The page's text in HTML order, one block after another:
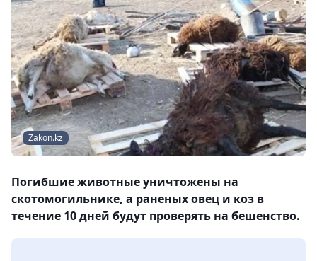
Zakon.kz
Погибшие животные уничтожены на
скотомогильнике, а раненых овец и коз в
течение 10 дней будут проверять на бешенство.